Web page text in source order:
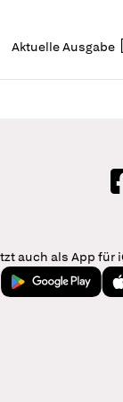
Aktuelle Ausgabe
login
auch als App für
Jetzt bei Google